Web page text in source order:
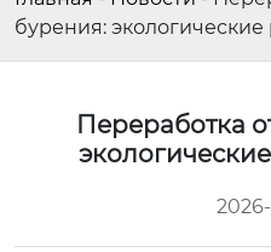
бурения:
Переработка